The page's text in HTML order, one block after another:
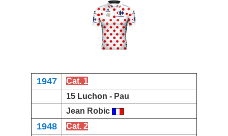
1947
Cat. 1
15 Luchon - Pau
Jean Robic
1948
Cat. 2